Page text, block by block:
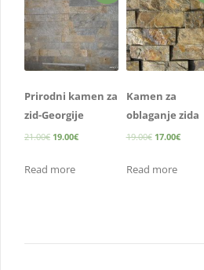
Prirodni kamen za
zid-Georgije
21.00€ 19.00€
Read more
Kamen za
oblaganje zida
19.00€ 17.00€
Read more